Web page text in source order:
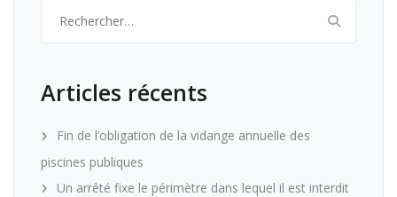
Articles récents
Fin de l’obligation de la vidange annuelle des
piscines publiques
Un arrêté fixe le périmètre dans lequel il est interdit